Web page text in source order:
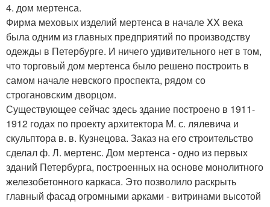
4. дом мертенса.
Фирма меховых изделий мертенса в начале XX века
была одним из главных предприятий по производству
одежды в Петербурге. И ничего удивительного нет в том,
что торговый дом мертенса было решено построить в
самом начале невского проспекта, рядом со
строгановским дворцом.
Существующее сейчас здесь здание построено в 1911-
1912 годах по проекту архитектора М. с. лялевича и
скульптора в. в. Кузнецова. Заказ на его строительство
сделал ф. Л. мертенс. Дом мертенса - одно из первых
зданий Петербурга, построенных на основе монолитного
железобетонного каркаса. Это позволило раскрыть
главный фасад огромными арками - витринами высотой